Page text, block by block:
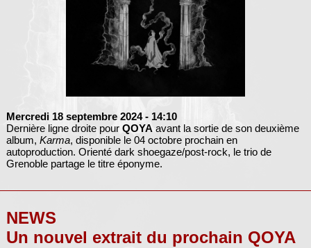
Mercredi 18 septembre 2024 - 14:10
Dernière ligne droite pour QOYA avant la sortie de son deuxième
album, Karma, disponible le 04 octobre prochain en
autoproduction. Orienté dark shoegaze/post-rock, le trio de
Grenoble partage le titre éponyme.
NEWS
Un nouvel extrait du prochain QOYA